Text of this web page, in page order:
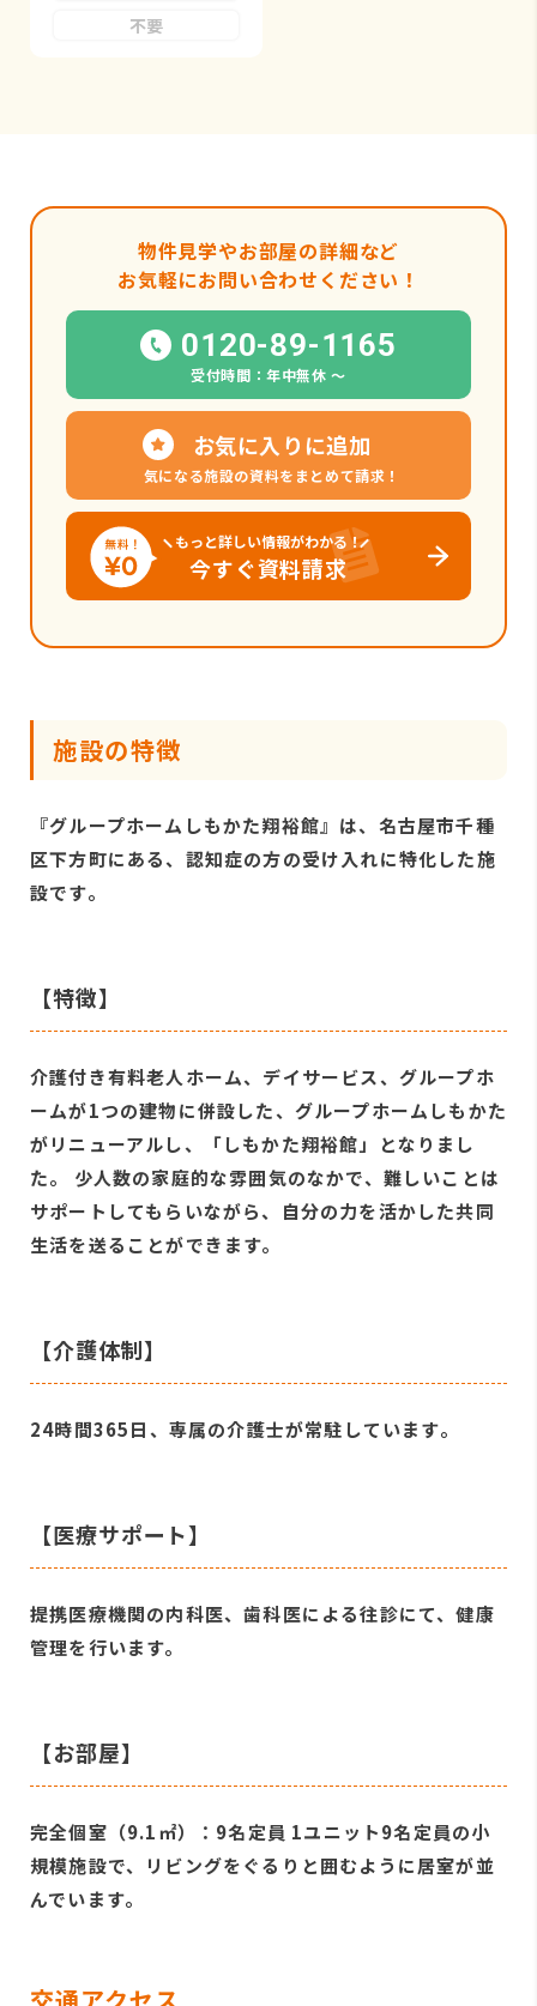
不要
物件見学やお部屋の詳細など
お気軽にお問い合わせください！
0120-89-1165
受付時間：年中無休 〜
お気に入りに追加
気になる施設の資料をまとめて請求！
もっと詳しい情報がわかる！
今すぐ資料請求
施設の特徴
『グループホームしもかた翔裕館』は、名古屋市千種
区下方町にある、認知症の方の受け入れに特化した施
設です。
【特徴】
介護付き有料老人ホーム、デイサービス、グループホ
ームが1つの建物に併設した、グループホームしもかた
がリニューアルし、「しもかた翔裕館」となりまし
た。 少人数の家庭的な雰囲気のなかで、難しいことは
サポートしてもらいながら、自分の力を活かした共同
生活を送ることができます。
【介護体制】
24時間365日、専属の介護士が常駐しています。
【医療サポート】
提携医療機関の内科医、歯科医による往診にて、健康
管理を行います。
【お部屋】
完全個室（9.1㎡）：9名定員 1ユニット9名定員の小
規模施設で、リビングをぐるりと囲むように居室が並
んでいます。